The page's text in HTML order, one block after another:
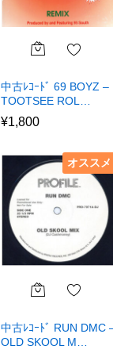
中古ﾚｺｰﾄﾞ 69 BOYZ –
TOOTSEE ROL…
¥1,800
オススメ
中古ﾚｺｰﾄﾞ RUN DMC
OLD SKOOL M…